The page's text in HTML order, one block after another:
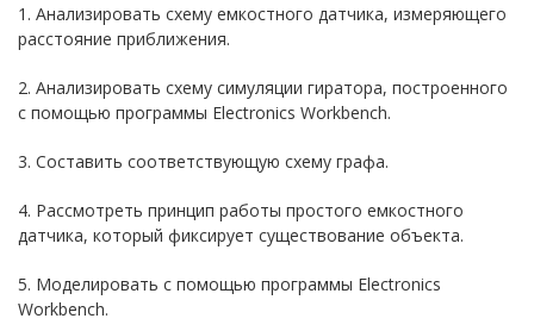
1. Анализировать схему емкостного датчика, измеряющего
расстояние приближения.
2. Анализировать схему симуляции гиратора, построенного
с помощью программы Electronics Workbench.
3. Составить соответствующую схему графа.
4. Рассмотреть принцип работы простого емкостного
датчика, который фиксирует существование объекта.
5. Моделировать с помощью программы Electronics
Workbench.